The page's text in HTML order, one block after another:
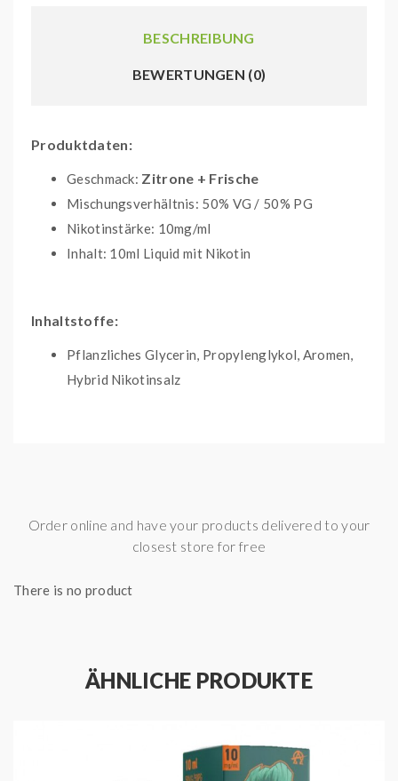
BESCHREIBUNG
BEWERTUNGEN (0)
Produktdaten:
Geschmack: Zitrone + Frische
Mischungsverhältnis: 50% VG / 50% PG
Nikotinstärke: 10mg/ml
Inhalt: 10ml Liquid mit Nikotin
Inhaltstoffe:
Pflanzliches Glycerin, Propylenglykol, Aromen,
Hybrid Nikotinsalz
Leistungen. Lesen Sie vor der Verwendung die Anweisungen
des Herstellers und stellen Sie sicher, dass das Produkt Ihren
Order online and have your products delivered to your
closest store for free
There is no product
ÄHNLICHE PRODUKTE